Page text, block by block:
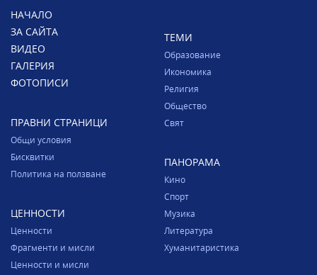
НАЧАЛО
ЗА САЙТА
ВИДЕО
ГАЛЕРИЯ
ФОТОПИСИ
ПРАВНИ СТРАНИЦИ
Общи условия
Бисквитки
Политика на ползване
ЦЕННОСТИ
Ценности
Фрагменти и мисли
Ценности и мисли
ТЕМИ
Образование
Икономика
Религия
Общество
Свят
ПАНОРАМА
Кино
Спорт
Музика
Литература
Хуманитаристика